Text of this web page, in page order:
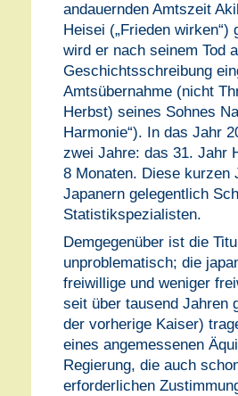
andauernden Amtszeit
Heisei („Frieden
wird er nach seinem Tod
Geschichtsschreibung
Amtsübernahme (nicht
Herbst) seines Sohnes
Harmonie“). In das Jahr
zwei Jahre: das 31. Jahr
8 Monaten. Diese kurzen
Japanern gelegentlich
Statistikspezialisten.
Demgegenüber ist die
unproblematisch; die
freiwillige und weniger
seit über tausend Jahren
der vorherige Kaiser)
eines angemessenen
Regierung, die auch
erforderlichen